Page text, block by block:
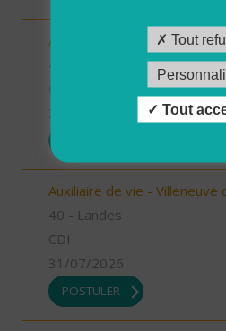
Auxiliaire de vie -
Auxiliaire de vie - Villeneuve
40 - Landes
CDI
31/07/2026
POSTULER
Tout
Tout